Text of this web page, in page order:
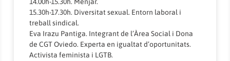
15.30h-17.30h. Diversitat sexual. Entorn laboral i
treball sindical.
Eva Irazu Pantiga. Integrant de l’Àrea Social i Dona
de CGT Oviedo. Experta en igualtat d’oportunitats.
Activista feminista i LGTB.